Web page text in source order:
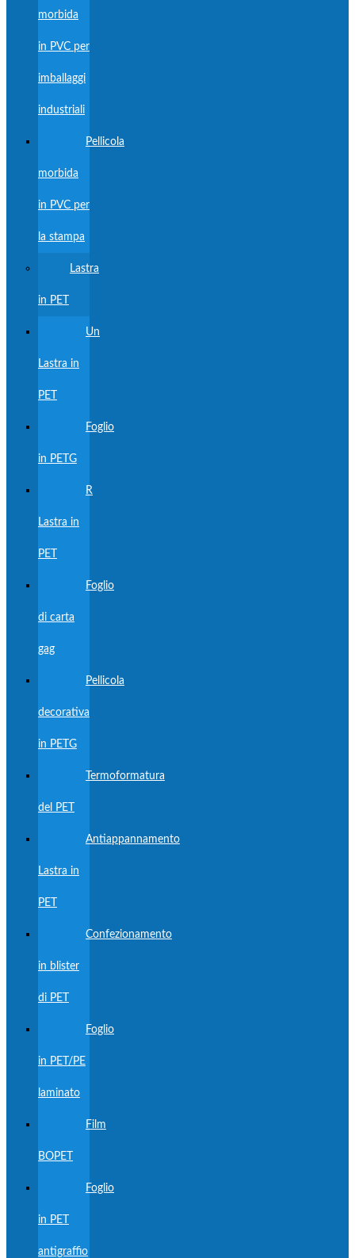
morbida
in PVC per
imballaggi
industriali
Pellicola
morbida
in PVC per
la stampa
Lastra
in PET
Un
Lastra in
PET
Foglio
in PETG
R
Lastra in
PET
Foglio
di carta
gag
Pellicola
decorativa
in PETG
Termoformatura
del PET
Antiappannamento
Lastra in
PET
Confezionamento
in blister
di PET
Foglio
in PET/PE
laminato
Film
BOPET
Foglio
in PET
antigraffio